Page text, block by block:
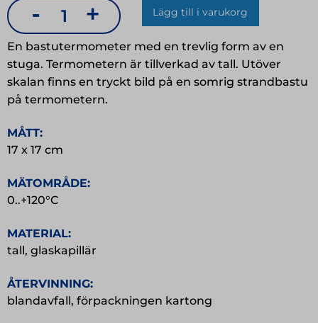
-
Bastutermometer
mängd
+ Lägg till i varukorg
En bastutermometer med en trevlig form av en
stuga. Termometern är tillverkad av tall. Utöver
skalan finns en tryckt bild på en somrig strandbastu
på termometern.
MÅTT:
17 x 17 cm
MÄTOMRÅDE:
0..+120°C
MATERIAL:
tall, glaskapillär
ÅTERVINNING:
blandavfall, förpackningen kartong